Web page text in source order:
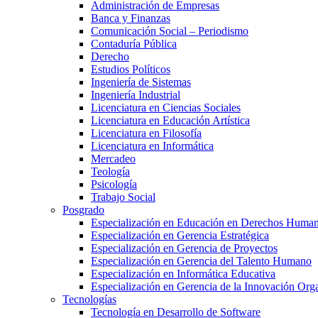
Administración de Empresas
Banca y Finanzas
Comunicación Social – Periodismo
Contaduría Pública
Derecho
Estudios Políticos
Ingeniería de Sistemas
Ingeniería Industrial
Licenciatura en Ciencias Sociales
Licenciatura en Educación Artística
Licenciatura en Filosofía
Licenciatura en Informática
Mercadeo
Teología
Psicología
Trabajo Social
Posgrado
Especialización en Educación en Derechos
Especialización en Gerencia Estratégica
Especialización en Gerencia de Proyectos
Especialización en Gerencia del Talento Humano
Especialización en Informática Educativa
Especialización en Gerencia de la Innovación
Tecnologías
Tecnología en Desarrollo de Software